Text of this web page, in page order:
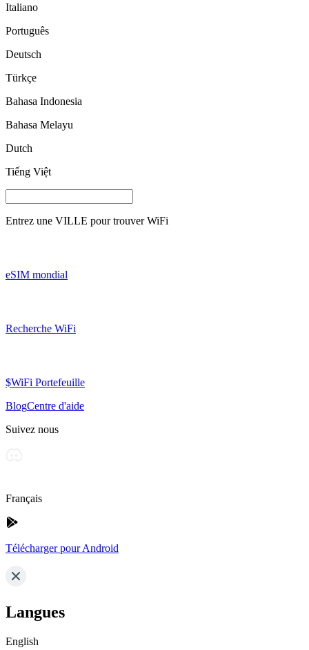
Italiano
Português
Deutsch
Türkçe
Bahasa Indonesia
Bahasa Melayu
Dutch
Tiếng Việt
Entrez une VILLE pour trouver WiFi
eSIM mondial
Recherche WiFi
$WiFi Portefeuille
BlogCentre d'aide
Suivez nous
Français
Télécharger pour Android
Langues
English